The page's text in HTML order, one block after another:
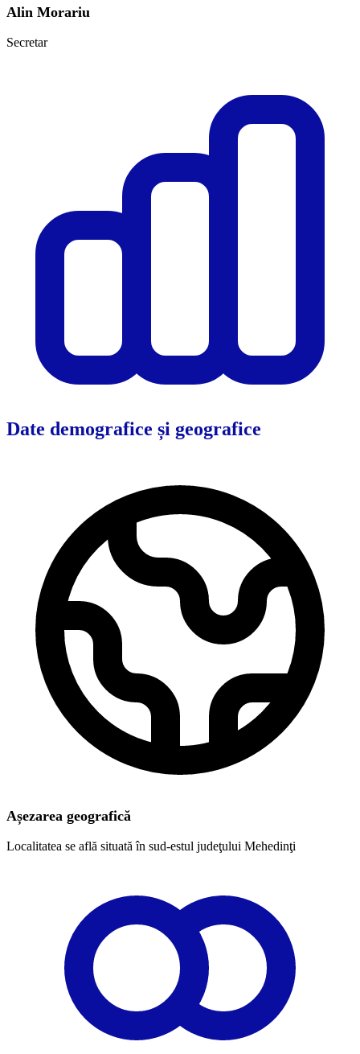
Alin Morariu
Secretar
Date demografice și geografice
Așezarea geografică
Localitatea se află situată în sud-estul judeţului Mehedinţi